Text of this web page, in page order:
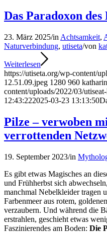
Das Paradoxon des
23. März 2025/in Achtsamkeit,
Naturverbindung, utiseta/von
Weiterlesen
https://utiseta.org/wp-content/
12.51.09.jpeg 1280 960
content/uploads/2022/03/
12:43:222025-03-23 13:13:50
Pilze – verwoben
verrottenden
19. September 2023/in
Es gibt etwas Magisches an
und Frühherbst sich
manchmal Nebelkleider tragen
Farbenmeer aus rotem,
verzaubern. Und während die
erstrahlen, geschieht etwas
Faszinierendes am Boden: Die